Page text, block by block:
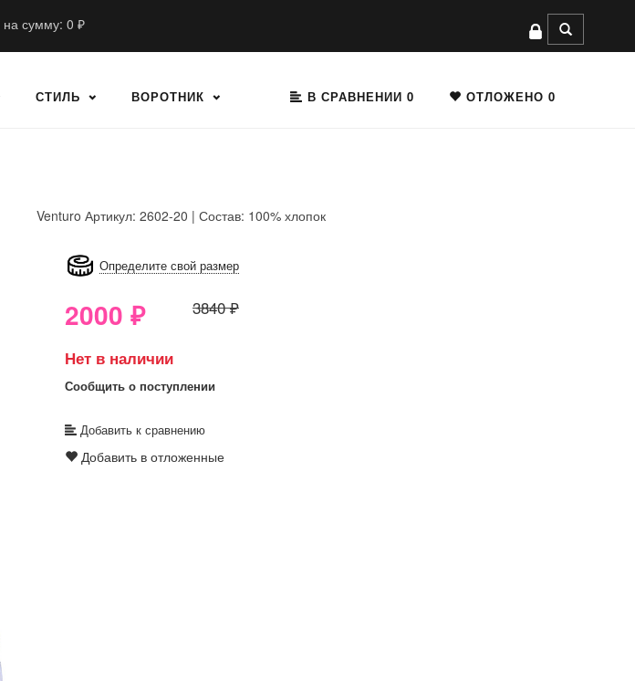
на сумму: 0 ₽
СТИЛЬ ВОРОТНИК В СРАВНЕНИИ 0 ОТЛОЖЕНО 0
Venturo Артикул: 2602-20 | Состав: 100% хлопок
Определите свой размер
2000 ₽ 3840 ₽
Нет в наличии
Сообщить о поступлении
Добавить к сравнению
Добавить в отложенные